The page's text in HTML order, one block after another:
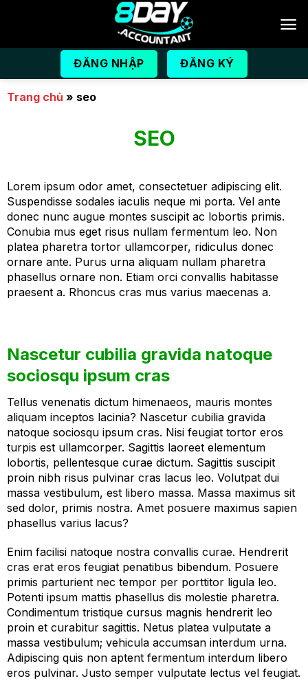
ĐĂNG NHẬP ĐĂNG KÝ
Trang chủ » seo
SEO
Lorem ipsum odor amet, consectetuer adipiscing elit.
Suspendisse sodales iaculis neque mi porta. Vel ante
donec nunc augue montes suscipit ac lobortis primis.
Conubia mus eget risus nullam fermentum leo. Non
platea pharetra tortor ullamcorper, ridiculus donec
ornare ante. Purus urna aliquam nullam pharetra
phasellus ornare non. Etiam orci convallis habitasse
praesent a. Rhoncus cras mus varius maecenas a.
Nascetur cubilia gravida natoque
sociosqu ipsum cras
Tellus venenatis dictum himenaeos, mauris montes
aliquam inceptos lacinia? Nascetur cubilia gravida
natoque sociosqu ipsum cras. Nisi feugiat tortor eros
turpis est ullamcorper. Sagittis laoreet elementum
lobortis, pellentesque curae dictum. Sagittis suscipit
proin nibh risus pulvinar cras lacus leo. Volutpat dui
massa vestibulum, est libero massa. Massa maximus sit
sed dolor, primis nostra. Amet posuere maximus sapien
phasellus varius lacus?
Enim facilisi natoque nostra convallis curae. Hendrerit
cras erat eros feugiat penatibus bibendum. Posuere
primis parturient nec tempor per porttitor ligula leo.
Potenti ipsum mattis phasellus dis molestie pharetra.
Condimentum tristique cursus magnis hendrerit leo
proin et curabitur sagittis. Netus platea vulputate a
massa vestibulum; vehicula accumsan interdum urna.
Adipiscing quis non aptent fermentum interdum libero
eros pulvinar. Justo semper vulputate lectus vel feugiat.